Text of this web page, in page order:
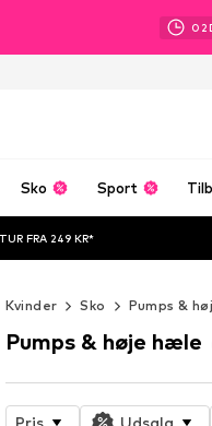
02
Sko Sport
FRA 249 KR*
Kvinder Sko Pumps &
Pumps & høje hæle
Pris Udsalg